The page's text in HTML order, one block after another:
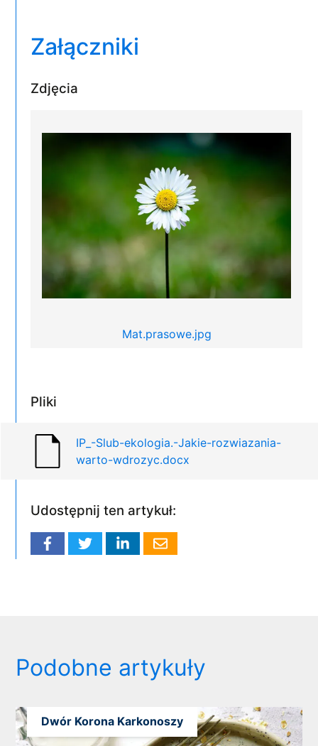
Załączniki
Zdjęcia
Mat.prasowe.jpg
Pliki
IP_-Slub-ekologia.-Jakie-rozwiazania-
warto-wdrozyc.docx
Udostępnij ten artykuł:
Podobne artykuły
Dwór Korona Karkonoszy